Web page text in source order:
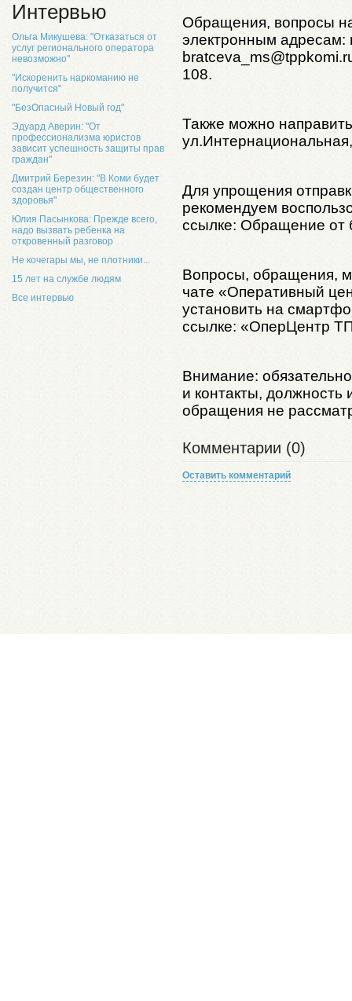
Интервью
Ольга Микушева: "Отказаться от
услуг регионального оператора
невозможно"
"Искоренить наркоманию не
получится"
"БезОпасный Новый год"
Эдуард Аверин: "От
профессионализма юристов
зависит успешность защиты прав
граждан"
Дмитрий Березин: "В Коми будет
создан центр общественного
здоровья"
Юлия Пасынкова: Прежде всего,
надо вызвать ребенка на
откровенный разговор
Не кочегары мы, не плотники...
15 лет на службе людям
Все интервью
Обращения, вопросы
электронным адресам:
108.
Также можно
Для упрощения
рекомендуем
ссылке: Обращение от
Вопросы, обращения,
чате «Оперативный
установить на
ссылке: «ОперЦентр
Внимание:
и контакты,
обращения не
Комментарии (0)
Оставить комментарий